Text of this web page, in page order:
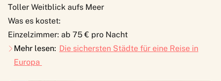
Toller Weitblick aufs Meer
Was es kostet:
Einzelzimmer: ab 75 € pro Nacht
Mehr lesen: Die sichersten Städte für eine Reise in
Europa